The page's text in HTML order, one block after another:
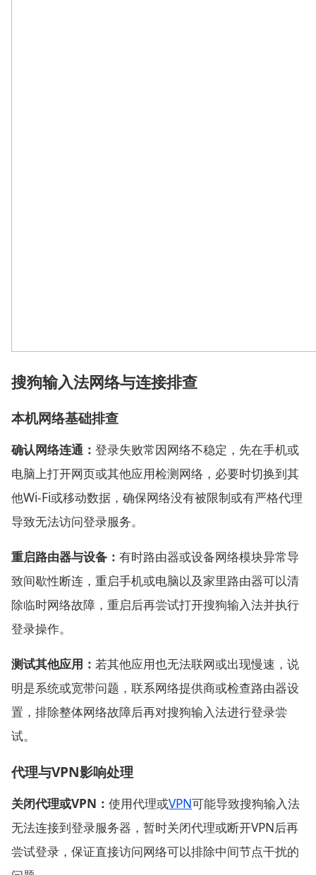
搜狗输入法网络与连接排查
本机网络基础排查
确认网络连通： 登录失败常因网络不稳定，先在手机或
电脑上打开网页或其他应用检测网络，必要时切换到其
他Wi‑Fi或移动数据，确保网络没有被限制或有严格代理
导致无法访问登录服务。
重启路由器与设备： 有时路由器或设备网络模块异常导
致间歇性断连，重启手机或电脑以及家里路由器可以清
除临时网络故障，重启后再尝试打开搜狗输入法并执行
登录操作。
测试其他应用： 若其他应用也无法联网或出现慢速，说
明是系统或宽带问题，联系网络提供商或检查路由器设
置，排除整体网络故障后再对搜狗输入法进行登录尝
试。
代理与VPN影响处理
关闭代理或VPN： 使用代理或VPN可能导致搜狗输入法
无法连接到登录服务器，暂时关闭代理或断开VPN后再
尝试登录，保证直接访问网络可以排除中间节点干扰的